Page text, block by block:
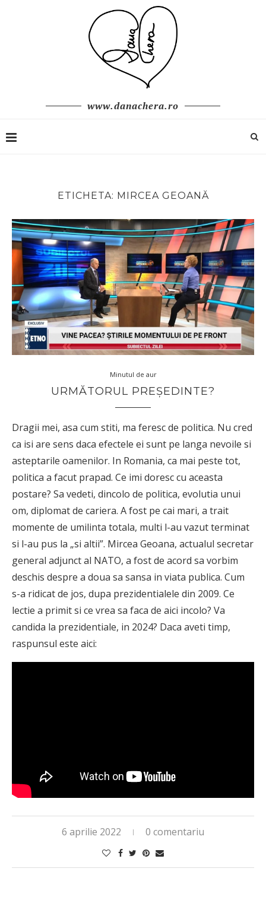
www.danachera.ro
ETICHETA: MIRCEA GEOANĂ
Minutul de aur
URMĂTORUL PREȘEDINTE?
Dragii mei, asa cum stiti, ma feresc de politica. Nu cred
ca isi are sens daca efectele ei sunt pe langa nevoile si
asteptarile oamenilor. In Romania, ca mai peste tot,
politica a facut prapad. Ce imi doresc cu aceasta
postare? Sa vedeti, dincolo de politica, evolutia unui
om, diplomat de cariera. A fost pe cai mari, a trait
momente de umilinta totala, multi l-au vazut terminat
si l-au pus la „si altii”. Mircea Geoana, actualul secretar
general adjunct al NATO, a fost de acord sa vorbim
deschis despre a doua sa sansa in viata publica. Cum
s-a ridicat de jos, dupa prezidentialele din 2009. Ce
lectie a primit si ce vrea sa faca de aici incolo? Va
candida la prezidentiale, in 2024? Daca aveti timp,
raspunsul este aici:
6 aprilie 2022 0 comentariu